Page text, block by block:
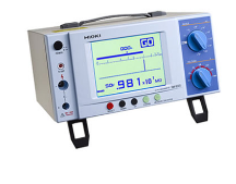
10ヶ月
11ヶ月
12ヶ月